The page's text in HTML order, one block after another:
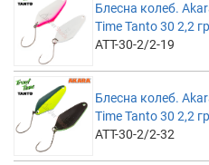
Блесна колеб.
Time Tanto 30 2,2
ATT-30-2/2-19
Блесна колеб.
Time Tanto 30 2,2
ATT-30-2/2-32